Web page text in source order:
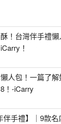
！台灣伴手禮
！
人包！一篇了
！-iCarry
伴手禮】｜9款名